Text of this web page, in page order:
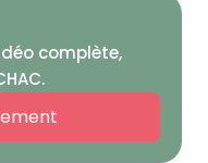
complète,